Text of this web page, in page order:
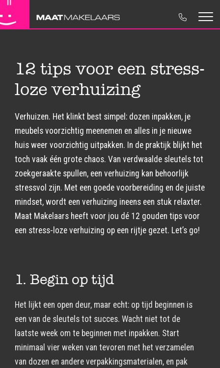
12 tips voor een stress-
loze verhuizing
Verhuizen. Het klinkt best simpel: dozen inpakken, je
meubels voorzichtig meenemen en alles in je nieuwe
huis weer voorzichtig uitpakken. In de praktijk blijkt het
toch vaak één grote chaos. Van verdwaalde sleutels tot
zoekgeraakte spullen, een verhuizing kan behoorlijk
stressvol zijn. Met een goede voorbereiding en de juiste
mindset, wordt een verhuizing ineens een stuk relaxter.
Maat Makelaars heeft voor jou dé 12 gouden tips voor
een stress-loze verhuizing op een rijtje gezet. Let’s go!
1. Begin op tijd
Het lijkt een open deur, maar echt: op tijd beginnen is
een van de sleutels tot succes. Wacht niet tot de
laatste week om te beginnen met inpakken. Start
minimaal vier weken van tevoren met het verzamelen
van dozen en andere verpakkingsmaterialen, en pak
Huurwoningen
Nieuwbouw
Verkocht
NVM Makelaar
Ons Team
Woning aankopen
Huur & Verhuur
Bedrijfsonroerendgoed
Advies
Move.nl
Disclaimer
Cookieverklaring